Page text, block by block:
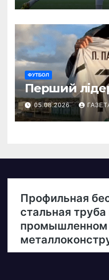
ФУТБОЛ
Перший
05.08.2026